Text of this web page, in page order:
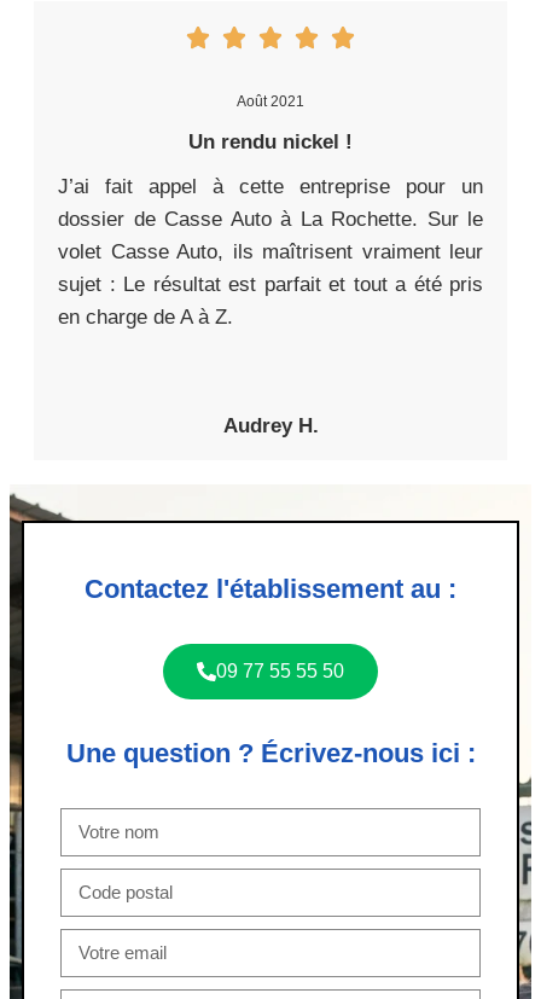
Août 2021
Un rendu nickel !
J’ai fait appel à cette entreprise pour un
dossier de Casse Auto à La Rochette. Sur le
volet Casse Auto, ils maîtrisent vraiment leur
sujet : Le résultat est parfait et tout a été pris
en charge de A à Z.
Audrey H.
Contactez l'établissement au :
09 77 55 55 50
Une question ? Écrivez-nous ici :